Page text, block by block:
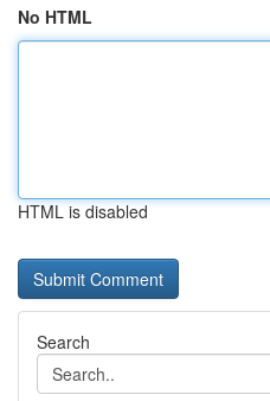
No HTML
HTML is disabled
Search